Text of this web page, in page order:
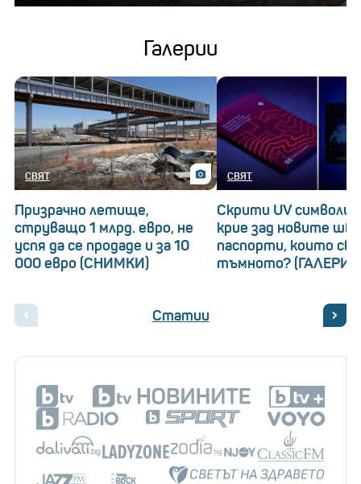
Галерии
СВЯТ
Призрачно летище,
струващо 1 млрд. евро, не
успя да се продаде и за 10
000 евро (СНИМКИ)
СВЯТ
Скрити UV символи:
крие зад новите
паспорти, които
тъмното?
Статии